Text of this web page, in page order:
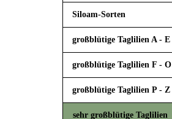
Siloam-Sorten
großblütige Taglilien A - E
großblütige Taglilien F - O
großblütige Taglilien P - Z
sehr großblütige Taglilien